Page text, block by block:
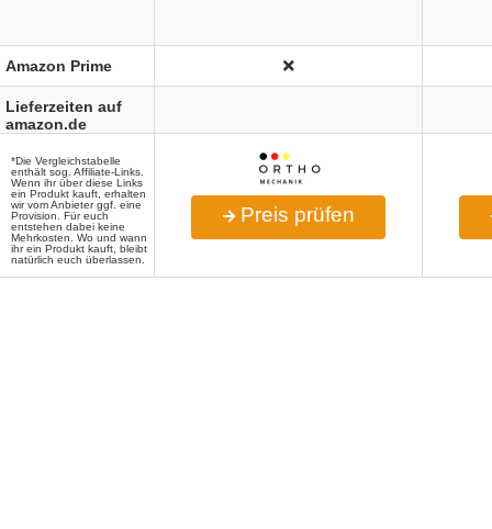
Preis prüfen
Amazon Prime
Lieferzeiten auf
amazon.de
*Die Vergleichstabelle
enthält sog. Affiliate-Links.
Wenn ihr über diese Links
ein Produkt kauft, erhalten
wir vom Anbieter ggf. eine
Provision. Für euch
entstehen dabei keine
Mehrkosten. Wo und wann
ihr ein Produkt kauft, bleibt
natürlich euch überlassen.